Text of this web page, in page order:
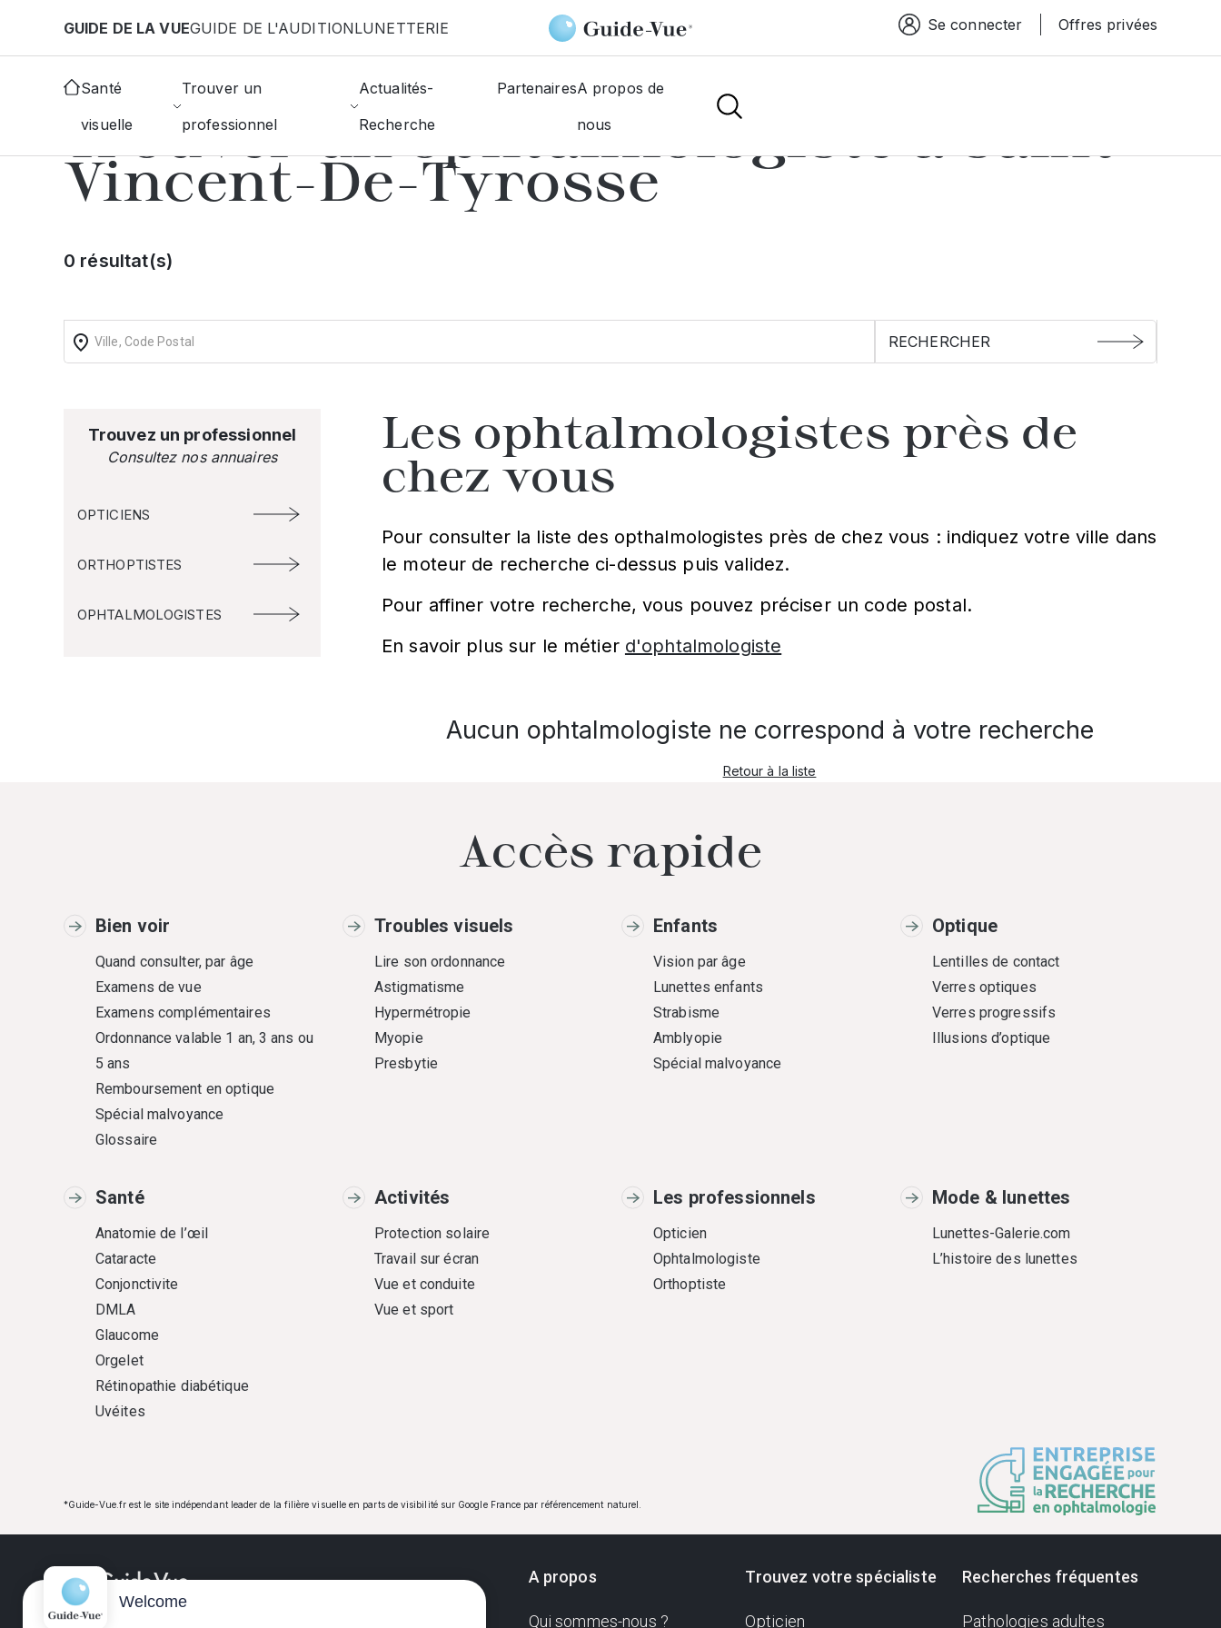
GUIDE DE LA VUEGUIDE DE L'AUDITIONLUNETTERIE Espace connexion
Se connecter Offres privées
Santé
visuelle
Trouver un
professionnel
Actualités-
Recherche
PartenairesA propos de
nous
Accueil Annuaire des ophtalmologistes Saint-Vincent-De-Tyrosse
Trouver un ophtalmologiste à
Vincent-De-Tyrosse
0 résultat(s)
Trouvez un professionnel
Consultez nos annuaires
OPTICIENS
ORTHOPTISTES
OPHTALMOLOGISTES
Les ophtalmologistes près de
chez vous
Pour consulter la liste des opthalmologistes près de chez vous : indiquez votre ville dans
le moteur de recherche ci-dessus puis validez.
Pour affiner votre recherche, vous pouvez préciser un code postal.
En savoir plus sur le métier d'ophtalmologiste
Aucun ophtalmologiste ne correspond à votre recherche
Retour à la liste
Accès rapide
Bien voir
Quand consulter, par âge
Examens de vue
Examens complémentaires
Ordonnance valable 1 an, 3 ans ou
5 ans
Remboursement en optique
Spécial malvoyance
Glossaire
Troubles visuels
Lire son ordonnance
Astigmatisme
Hypermétropie
Myopie
Presbytie
Enfants
Vision par âge
Lunettes enfants
Strabisme
Amblyopie
Spécial malvoyance
Optique
Lentilles de contact
Verres optiques
Verres progressifs
Illusions d’optique
Santé
Anatomie de l’œil
Cataracte
Conjonctivite
DMLA
Glaucome
Orgelet
Rétinopathie diabétique
Uvéites
Activités
Protection solaire
Travail sur écran
Vue et conduite
Vue et sport
Les professionnels
Opticien
Ophtalmologiste
Orthoptiste
Mode & lunettes
Lunettes-Galerie.com
L’histoire des lunettes
*Guide-Vue.fr est le site indépendant leader de la filière visuelle en parts de visibilité sur Google France par référencement naturel.
A propos
Qui sommes-nous ?
Trouvez votre spécialiste
Opticien
Recherches fréquentes
Pathologies adultes
Welcome